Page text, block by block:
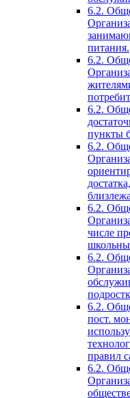
6.2.
питания.
6.2.
6.2.
пункты
6.2.
6.2.
числе
6.2.
6.2.
пост.
правил
6.2.